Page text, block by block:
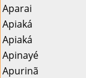
Aparai
Apiaká
Apiaká
Apinayé
Apurinã